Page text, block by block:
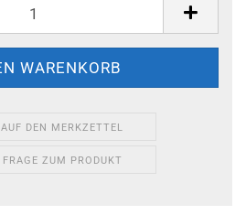
AUF DEN MERKZETTEL
FRAGE ZUM PRODUKT